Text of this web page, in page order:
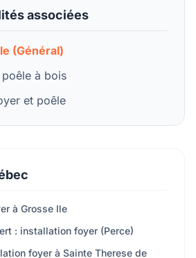
associées
(Général)
à bois
et poêle
à Grosse Ile
: installation foyer (Perce)
foyer à Sainte Therese de